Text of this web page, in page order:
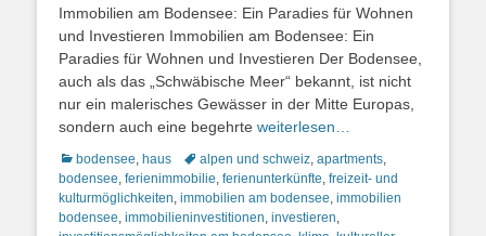
Immobilien am Bodensee: Ein Paradies für Wohnen
und Investieren Immobilien am Bodensee: Ein
Paradies für Wohnen und Investieren Der Bodensee,
auch als das „Schwäbische Meer“ bekannt, ist nicht
nur ein malerisches Gewässer in der Mitte Europas,
sondern auch eine begehrte weiterlesen…
Kategorien
bodensee, haus Schlagworte
alpen und schweiz, apartments,
bodensee, ferienimmobilie, ferienunterkünfte, freizeit- und
kulturmöglichkeiten, immobilien am bodensee, immobilien
bodensee, immobilieninvestitionen, investieren,